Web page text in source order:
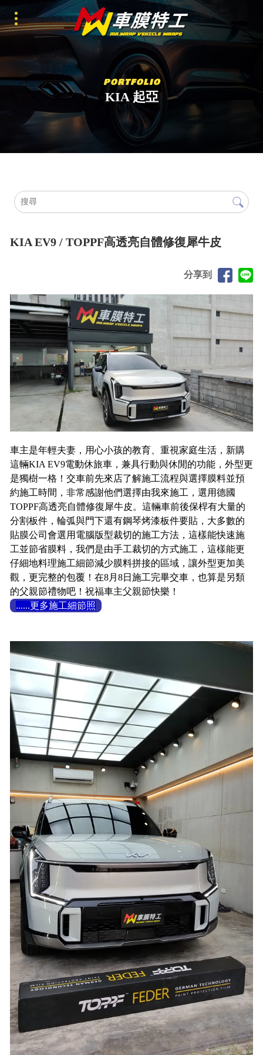
KIA 起亞
KIA EV9 / TOPPF高透亮自體修復犀牛皮
分享到
車主是年輕夫妻，用心小孩的教育、重視家庭生活，新購
這輛KIA EV9電動休旅車，兼具行動與休閒的功能，外型更
是獨樹一格！交車前先來店了解施工流程與選擇膜料並預
約施工時間，非常感謝他們選擇由我來施工，選用德國
TOPPF高透亮自體修復犀牛皮。這輛車前後保桿有大量的
分割板件，輪弧與門下還有鋼琴烤漆板件要貼，大多數的
貼膜公司會選用電腦版型裁切的施工方法，這樣能快速施
工並節省膜料，我們是由手工裁切的方式施工，這樣能更
仔細地料理施工細節減少膜料拼接的區域，讓外型更加美
觀，更完整的包覆！在8月8日施工完畢交車，也算是另類
的父親節禮物吧！祝福車主父親節快樂！
......更多施工細節照